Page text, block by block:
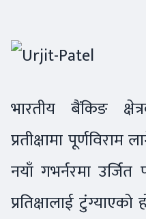
भारतीय बैंकिङ
प्रतीक्षामा
नयाँ गभर्नरमा
प्रतिक्षालाई